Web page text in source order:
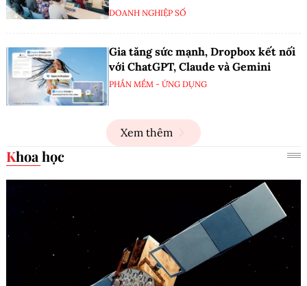
DOANH NGHIỆP SỐ
Gia tăng sức mạnh, Dropbox kết nối
với ChatGPT, Claude và Gemini
PHẦN MỀM - ỨNG DỤNG
Xem thêm
Khoa học